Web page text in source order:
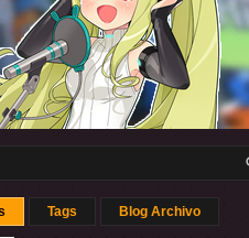
Tags Blog Archivo